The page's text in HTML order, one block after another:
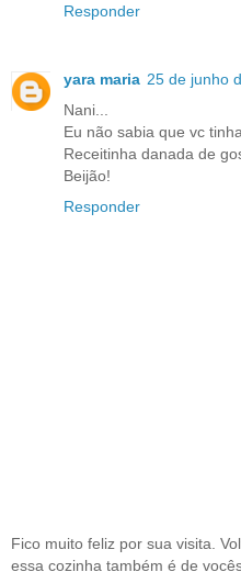
Responder
yara maria 25 de junho
Nani...
Eu não sabia que vc
Receitinha danada de
Beijão!
Responder
Fico muito feliz por sua visita.
essa cozinha também é de